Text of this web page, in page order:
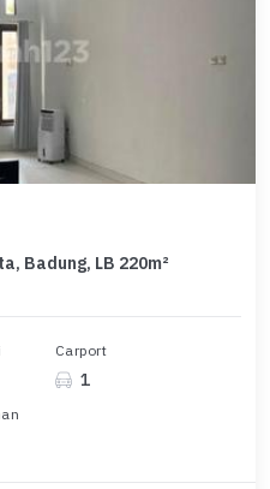
Badung, LB 220m²
Carport
1